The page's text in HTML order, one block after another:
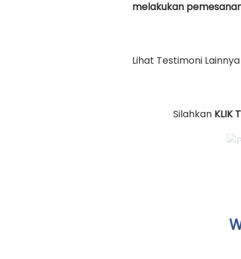
melakukan
Lihat Testimoni Lainnya
Silahkan KLIK